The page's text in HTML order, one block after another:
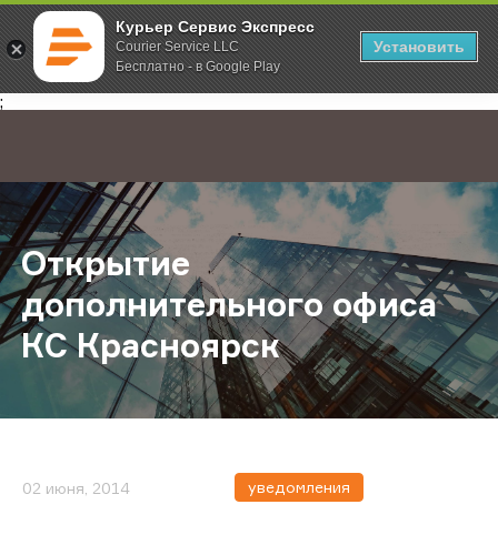
Курьер Сервис Экспресс
Courier Service LLC
Бесплатно - в Google Play
Установить
;
Главная О компании Новости Открытие дополнительного
Открытие
дополнительного офиса
КС Красноярск
02 июня, 2014 уведомления